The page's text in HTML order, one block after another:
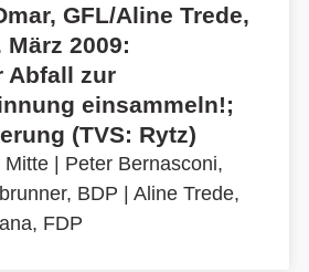
GFL/Aline Trede,
März 2009:
Abfall zur
einsammeln!;
(TVS: Rytz)
Mitte
Peter Bernasconi,
BDP
Aline Trede,
FDP